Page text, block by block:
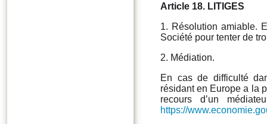
Article 18. LITIGES
1. Résolution amiable.
Société pour tenter de
2. Médiation.
En cas de difficulté
résidant en Europe a la
recours d’un
https://